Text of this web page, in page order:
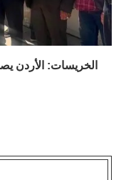
الخريسات: الأردن يصدّر 3200 طن من الخضار